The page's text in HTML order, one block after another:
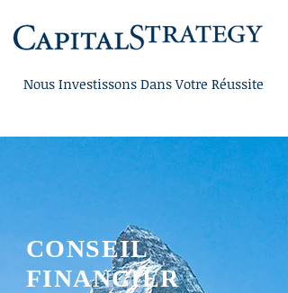
Nous Investissons Dans Votre Réussite
CONSEIL
FINANCIER